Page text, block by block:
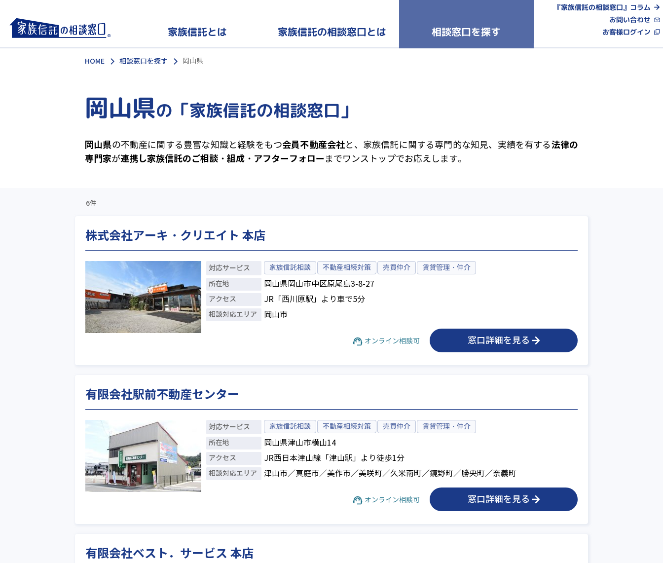
家族信託とは 家族信託の相談窓口とは 相談窓口を探す
『家族信託の相談窓口』コラム
お問い合わせ
お客様ログイン
HOME 相談窓口を探す 岡山県
岡山県の「家族信託の相談窓口」
岡山県の不動産に関する豊富な知識と経験をもつ会員不動産会社と、家族信託に関する専門的な知見、実績を有する法律の
専門家が連携し家族信託のご相談・組成・アフターフォロー までワンストップでお応えします。
6件
株式会社アーキ・クリエイト 本店
対応サービス 家族信託相談 不動産相続対策 売買仲介
賃貸管理・仲介
所在地
岡山県岡山市中区原尾島3-8-27
アクセス JR「西川原駅」より車で5分
相談対応エリア 岡山市
オンライン相談可 窓口詳細を見る
有限会社駅前不動産センター
対応サービス 家族信託相談 不動産相続対策 売買仲介
賃貸管理・仲介
所在地
岡山県津山市横山14
アクセス JR西日本津山線「津山駅」より徒歩1分
相談対応エリア 津山市／真庭市／美作市／美咲町／久米南町／鏡野町／勝央町／奈義町
オンライン相談可 窓口詳細を見る
有限会社ベスト．サービス 本店